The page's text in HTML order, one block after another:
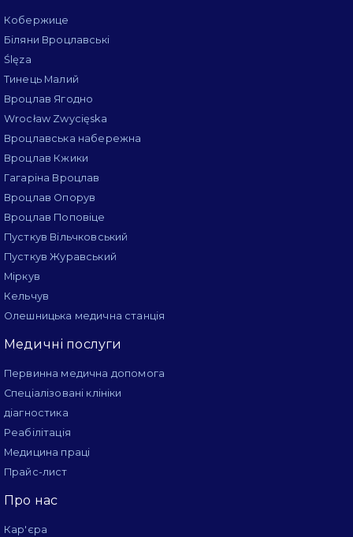
Кобержице
Біляни Вроцлавські
Ślęza
Тинець Малий
Вроцлав Ягодно
Wrocław Zwycięska
Вроцлавська набережна
Вроцлав Кжики
Гагаріна Вроцлав
Вроцлав Опорув
Вроцлав Поповіце
Пусткув Вільчковський
Пусткув Журавський
Міркув
Кельчув
Олешницька медична станція
Медичні послуги
Первинна медична допомога
Спеціалізовані клініки
діагностика
Реабілітація
Медицина праці
Прайс-лист
Про нас
Кар'єра